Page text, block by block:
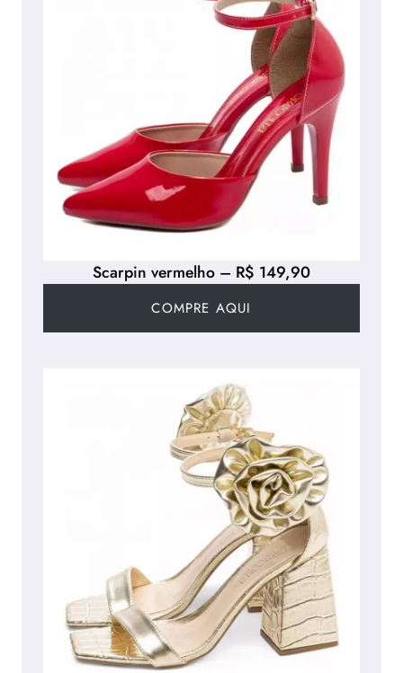
Scarpin vermelho – R$ 149,90
COMPRE AQUI